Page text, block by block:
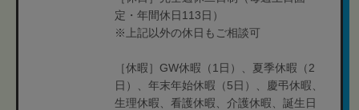
定・年間休日113日）
※上記以外の休日もご相談可
［休暇］GW休暇（1日）、夏季休暇（2
日）、年末年始休暇（5日）、慶弔休暇、
生理休暇、看護休暇、介護休暇、誕生日